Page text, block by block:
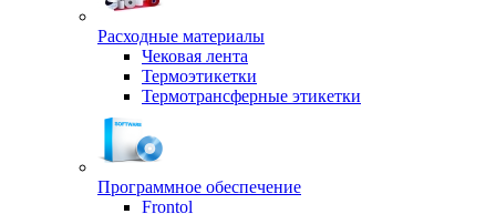
Расходные материалы
Чековая лента
Термоэтикетки
Термотрансферные этикетки
Программное обеспечение
Frontol